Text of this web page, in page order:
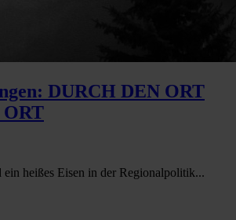
DURCH DEN ORT
ORT
ein heißes Eisen in der Regionalpolitik...